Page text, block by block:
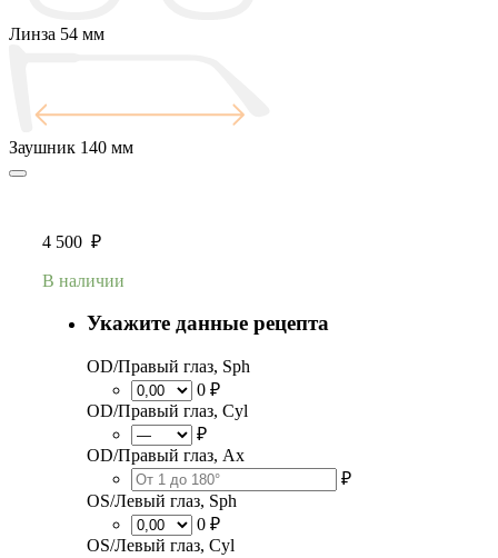
Линза 54 мм
Заушник 140 мм
4 500 ₽
В наличии
Укажите данные рецепта
OD/Правый глаз, Sph
0 ₽
OD/Правый глаз, Cyl
₽
OD/Правый глаз, Ax
₽
OS/Левый глаз, Sph
0 ₽
OS/Левый глаз, Cyl